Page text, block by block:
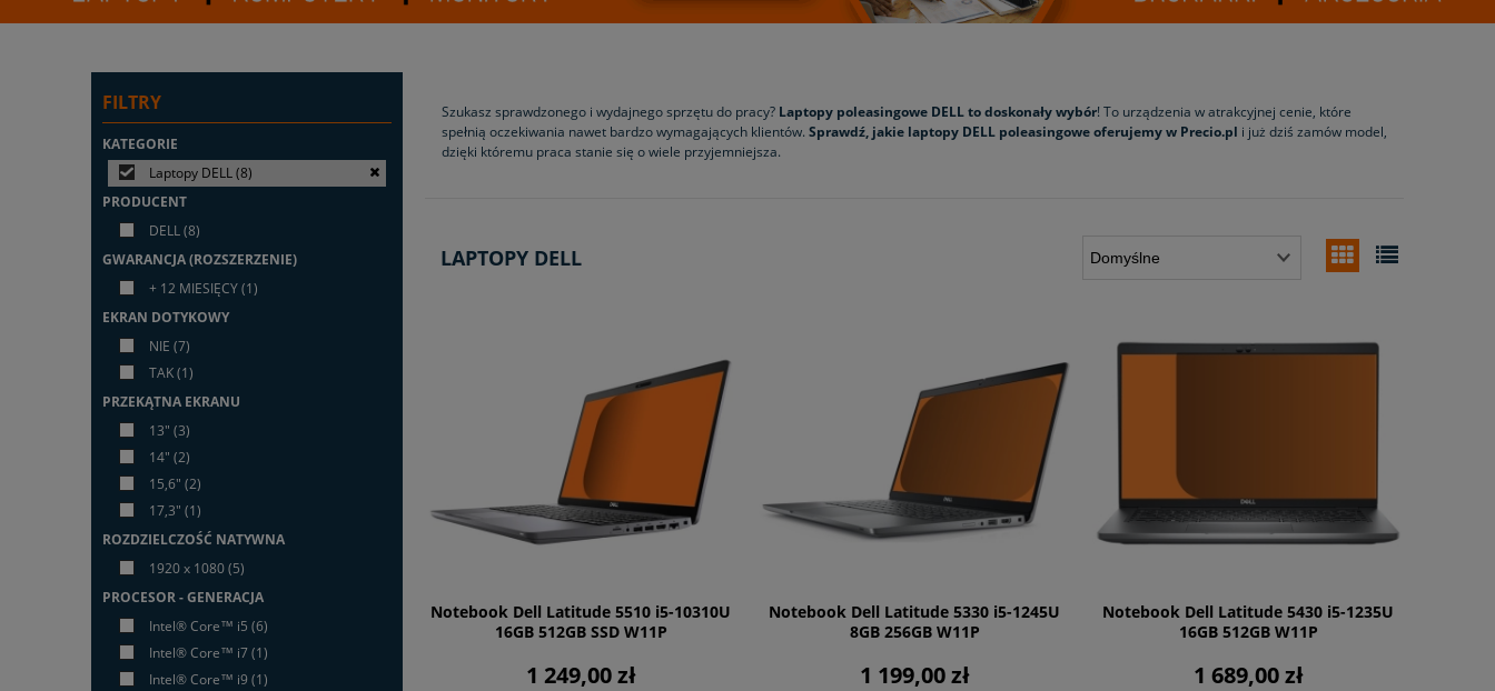
FILTRY
KATEGORIE
Laptopy DELL(8)
PRODUCENT
DELL(8)
GWARANCJA (ROZSZERZENIE)
+ 12 MIESIĘCY(1)
EKRAN DOTYKOWY
NIE (7)
TAK(1)
PRZEKĄTNA EKRANU
13" (3)
14" (2)
15,6" (2)
17,3" (1)
ROZDZIELCZOŚĆ NATYWNA
1920 x 1080(5)
PROCESOR - GENERACJA
Intel® Core™ i5 (6)
Intel® Core™ i7(1)
Intel® Core™ i9 (1)
Szukasz sprawdzonego i wydajnego sprzętu do pracy? Laptopy poleasingowe DELL to doskonały wybór! To urządzenia w atrakcyjnej cenie, które
spełnią oczekiwania nawet bardzo wymagających klientów. Sprawdź, jakie laptopy DELL poleasingowe oferujemy w Precio.pl i już dziś zamów model,
dzięki któremu praca stanie się o wiele przyjemniejsza.
LAPTOPY DELL
Notebook Dell Latitude 5510 i5-10310U
16GB 512GB SSD W11P
1 249,00 zł
Notebook Dell Latitude 5330 i5-1245U
8GB 256GB W11P
1 199,00 zł
Notebook Dell Latitude 5430 i5-1235U
16GB 512GB W11P
1 689,00 zł